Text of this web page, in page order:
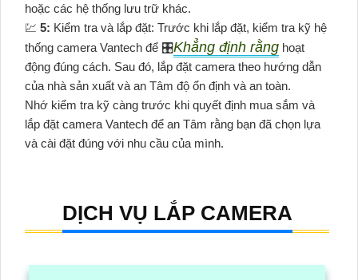
hoặc các hệ thống lưu trữ khác.
💹 5: Kiểm tra và lắp đặt: Trước khi lắp đặt, kiểm tra kỹ hệ
thống camera Vantech để 🎛Khẳng định rằng hoạt
động đúng cách. Sau đó, lắp đặt camera theo hướng dẫn
của nhà sản xuất và an Tâm độ ổn định và an toàn.
Nhớ kiểm tra kỹ càng trước khi quyết định mua sắm và
lắp đặt camera Vantech để an Tâm rằng bạn đã chọn lựa
và cài đặt đúng với nhu cầu của mình.
DỊCH VỤ LẮP CAMERA